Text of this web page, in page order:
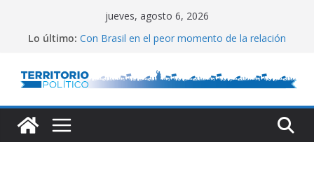
jueves, agosto 6, 2026
Lo último: Con Brasil en el peor momento de la relación
Ley de Inocencia Fiscal